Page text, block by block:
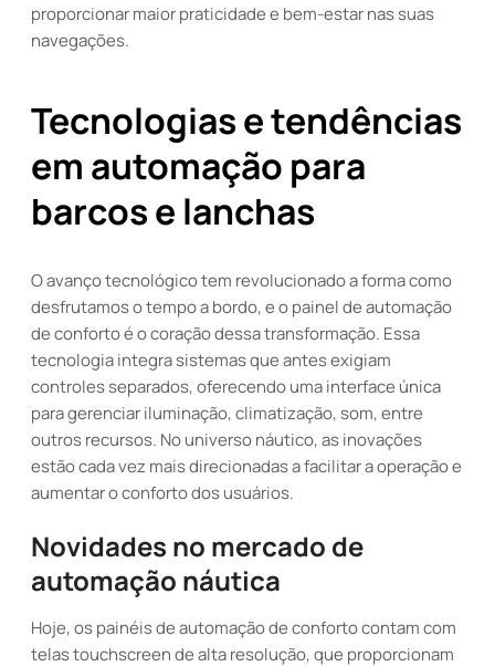
proporcionar maior praticidade e bem-estar nas suas
navegações.
Tecnologias e tendências
em automação para
barcos e lanchas
O avanço tecnológico tem revolucionado a forma como
desfrutamos o tempo a bordo, e o painel de automação
de conforto é o coração dessa transformação. Essa
tecnologia integra sistemas que antes exigiam
controles separados, oferecendo uma interface única
para gerenciar iluminação, climatização, som, entre
outros recursos. No universo náutico, as inovações
estão cada vez mais direcionadas a facilitar a operação e
aumentar o conforto dos usuários.
Novidades no mercado de
automação náutica
Hoje, os painéis de automação de conforto contam com
telas touchscreen de alta resolução, que proporcionam